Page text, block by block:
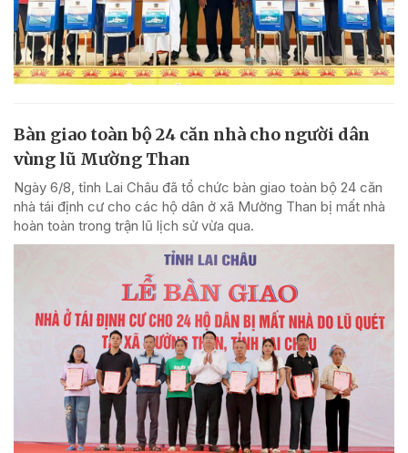
Bàn giao toàn bộ 24 căn nhà cho người dân
vùng lũ Mường Than
Ngày 6/8, tỉnh Lai Châu đã tổ chức bàn giao toàn bộ 24 căn
nhà tái định cư cho các hộ dân ở xã Mường Than bị mất nhà
hoàn toàn trong trận lũ lịch sử vừa qua.